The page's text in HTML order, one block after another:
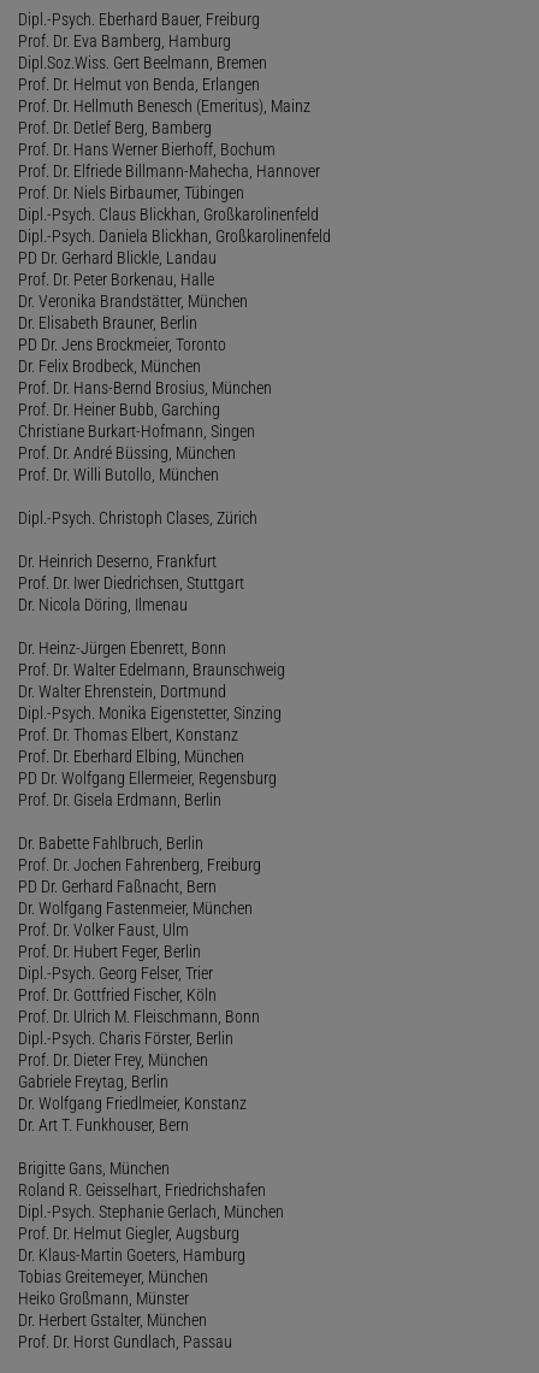
Dipl.-Psych. Eberhard Bauer, Freiburg
Prof. Dr. Eva Bamberg, Hamburg
Dipl.Soz.Wiss. Gert Beelmann, Bremen
Prof. Dr. Helmut von Benda, Erlangen
Prof. Dr. Hellmuth Benesch (Emeritus), Mainz
Prof. Dr. Detlef Berg, Bamberg
Prof. Dr. Hans Werner Bierhoff, Bochum
Prof. Dr. Elfriede Billmann-Mahecha, Hannover
Prof. Dr. Niels Birbaumer, Tübingen
Dipl.-Psych. Claus Blickhan, Großkarolinenfeld
Dipl.-Psych. Daniela Blickhan, Großkarolinenfeld
PD Dr. Gerhard Blickle, Landau
Prof. Dr. Peter Borkenau, Halle
Dr. Veronika Brandstätter, München
Dr. Elisabeth Brauner, Berlin
PD Dr. Jens Brockmeier, Toronto
Dr. Felix Brodbeck, München
Prof. Dr. Hans-Bernd Brosius, München
Prof. Dr. Heiner Bubb, Garching
Christiane Burkart-Hofmann, Singen
Prof. Dr. André Büssing, München
Prof. Dr. Willi Butollo, München
Dipl.-Psych. Christoph Clases, Zürich
Dr. Heinrich Deserno, Frankfurt
Prof. Dr. Iwer Diedrichsen, Stuttgart
Dr. Nicola Döring, Ilmenau
Dr. Heinz-Jürgen Ebenrett, Bonn
Prof. Dr. Walter Edelmann, Braunschweig
Dr. Walter Ehrenstein, Dortmund
Dipl.-Psych. Monika Eigenstetter, Sinzing
Prof. Dr. Thomas Elbert, Konstanz
Prof. Dr. Eberhard Elbing, München
PD Dr. Wolfgang Ellermeier, Regensburg
Prof. Dr. Gisela Erdmann, Berlin
Dr. Babette Fahlbruch, Berlin
Prof. Dr. Jochen Fahrenberg, Freiburg
PD Dr. Gerhard Faßnacht, Bern
Dr. Wolfgang Fastenmeier, München
Prof. Dr. Volker Faust, Ulm
Prof. Dr. Hubert Feger, Berlin
Dipl.-Psych. Georg Felser, Trier
Prof. Dr. Gottfried Fischer, Köln
Prof. Dr. Ulrich M. Fleischmann, Bonn
Dipl.-Psych. Charis Förster, Berlin
Prof. Dr. Dieter Frey, München
Gabriele Freytag, Berlin
Dr. Wolfgang Friedlmeier, Konstanz
Dr. Art T. Funkhouser, Bern
Brigitte Gans, München
Roland R. Geisselhart, Friedrichshafen
Dipl.-Psych. Stephanie Gerlach, München
Prof. Dr. Helmut Giegler, Augsburg
Dr. Klaus-Martin Goeters, Hamburg
Tobias Greitemeyer, München
Heiko Großmann, Münster
Dr. Herbert Gstalter, München
Prof. Dr. Horst Gundlach, Passau